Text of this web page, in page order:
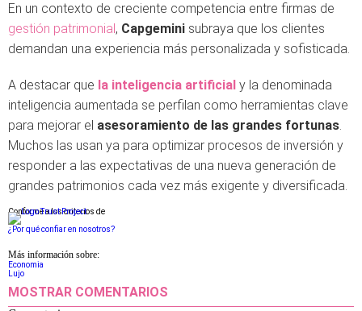
En un contexto de creciente competencia entre firmas de
gestión patrimonial, Capgemini subraya que los clientes
demandan una experiencia más personalizada y sofisticada.
A destacar que la inteligencia artificial y la denominada
inteligencia aumentada se perfilan como herramientas clave
para mejorar el asesoramiento de las grandes fortunas.
Muchos las usan ya para optimizar procesos de inversión y
responder a las expectativas de una nueva generación de
grandes patrimonios cada vez más exigente y diversificada.
Conforme a los criterios de
¿Por qué confiar en nosotros?
Más información sobre:
Economia
Lujo
MOSTRAR COMENTARIOS